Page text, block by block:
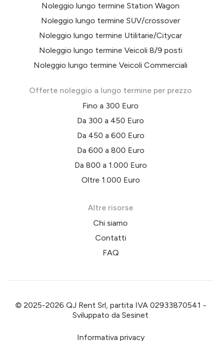
Noleggio lungo termine Station Wagon
Noleggio lungo termine SUV/crossover
Noleggio lungo termine Utilitarie/Citycar
Noleggio lungo termine Veicoli 8/9 posti
Noleggio lungo termine Veicoli Commerciali
Offerte noleggio a lungo termine per prezzo
Fino a 300 Euro
Da 300 a 450 Euro
Da 450 a 600 Euro
Da 600 a 800 Euro
Da 800 a 1.000 Euro
Oltre 1.000 Euro
Altre risorse
Chi siamo
Contatti
FAQ
© 2025-2026 QJ Rent Srl, partita IVA 02933870541 -
Sviluppato da Sesinet
Informativa privacy